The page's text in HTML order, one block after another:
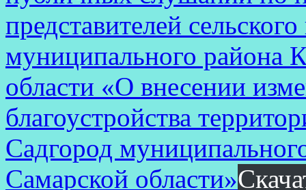
представителей
муниципального района
области «О внесении
благоустройства
Садгород
Самарской области»